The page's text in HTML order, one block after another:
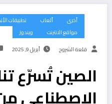
أخرى ألعاب تطبيقات
مواقع الانترنت
ويندوز
قلعة الشروح
أبريل 9, 2025
الصين تُسرّع